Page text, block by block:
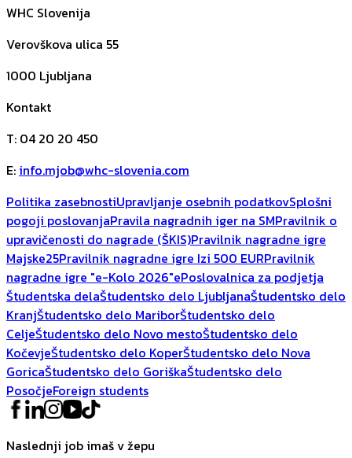
WHC Slovenija
Verovškova ulica 55
1000 Ljubljana
Kontakt
T: 04 20 20 450
E: info.mjob@whc-slovenia.com
Politika zasebnostiUpravljanje osebnih podatkovSplošni
pogoji poslovanjaPravila nagradnih iger na SMPravilnik o
upravičenosti do nagrade (ŠKIS)Pravilnik nagradne igre
Majske25Pravilnik nagradne igre Izi 500 EURPravilnik
nagradne igre "e-Kolo 2026"ePoslovalnica za podjetja
Študentska delaŠtudentsko delo LjubljanaŠtudentsko delo
KranjŠtudentsko delo MariborŠtudentsko delo
CeljeŠtudentsko delo Novo mestoŠtudentsko delo
KočevjeŠtudentsko delo KoperŠtudentsko delo Nova
GoricaŠtudentsko delo GoriškaŠtudentsko delo
PosočjeForeign students
Naslednji job imaš v žepu